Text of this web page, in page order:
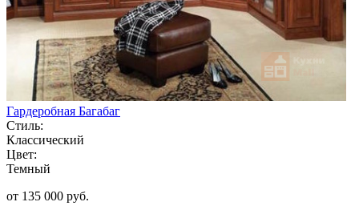
Гардеробная Багабаг
Стиль:
Классический
Цвет:
Темный
от 135 000 руб.